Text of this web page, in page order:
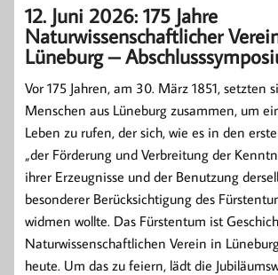
12. Juni 2026: 175 Jahre
Naturwissenschaftlicher
Lüneburg –
Vor 175 Jahren, am 30. März 1851, setzten
Menschen aus Lüneburg zusammen, um
Leben zu rufen, der sich, wie es in den
„der Förderung und Verbreitung der
ihrer Erzeugnisse und der Benutzung
besonderer Berücksichtigung des
widmen wollte. Das Fürstentum ist
Naturwissenschaftlichen Verein in
heute. Um das zu feiern, lädt die